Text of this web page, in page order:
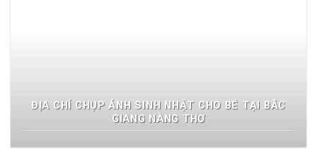
ĐỊA CHỈ CHỤP ẢNH SINH NHẬT CHO BÉ TẠI BẮC
GIANG NÀNG THƠ